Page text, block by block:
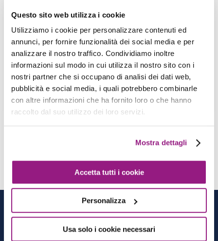
Questo sito web utilizza i cookie
Utilizziamo i cookie per personalizzare contenuti ed
annunci, per fornire funzionalità dei social media e per
analizzare il nostro traffico. Condividiamo inoltre
informazioni sul modo in cui utilizza il nostro sito con i
nostri partner che si occupano di analisi dei dati web,
pubblicità e social media, i quali potrebbero combinarle
con altre informazioni che ha fornito loro o che hanno
raccolto dal suo utilizzo dei loro servizi.
Mostra dettagli
Accetta tutti i cookie
Personalizza
Usa solo i cookie necessari
M. Moroni - S. Merlini - 19 April 2019
MongoDB is a document-based NoSQL
database for seamless configuration and use. It is
wide-spread across new development projects. In
this article, we […]
View more
5
CATEGORIES